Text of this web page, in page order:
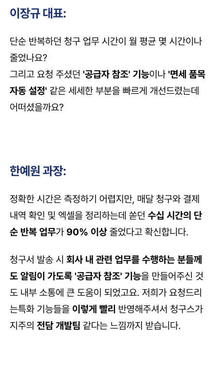
이장규 대표:
단순 반복하던 청구 업무 시간이 월 평균 몇 시간이나
줄었나요?
그리고 요청 주셨던 '공급자 참조' 기능이나 '면세 품목
자동 설정' 같은 세세한 부분을 빠르게 개선드렸는데
어떠셨을까요?
한예원 과장:
정확한 시간은 측정하기 어렵지만, 매달 청구와 결제
내역 확인 및 엑셀을 정리하는데 쏟던 수십 시간의 단
순 반복 업무가 90% 이상 줄었다고 확신합니다.
청구서 발송 시 회사 내 관련 업무를 수행하는 분들께
도 알림이 가도록 '공급자 참조' 기능을 만들어주신 것
도 내부 소통에 큰 도움이 되었고요. 저희가 요청드리
는특화 기능들을 이렇게 빨리 반영해주셔서 청구스가
지주의 전담 개발팀 같다는 느낌까지 받습니다.